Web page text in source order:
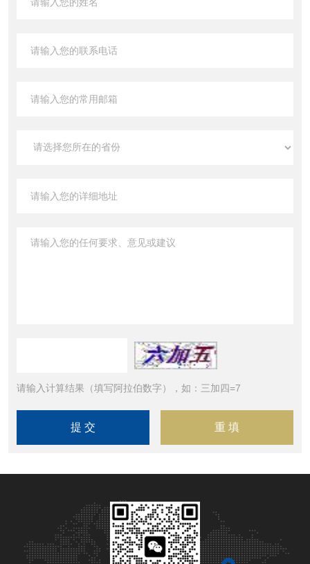
请输入计算结果（填写阿拉伯数字），如：三加四=7